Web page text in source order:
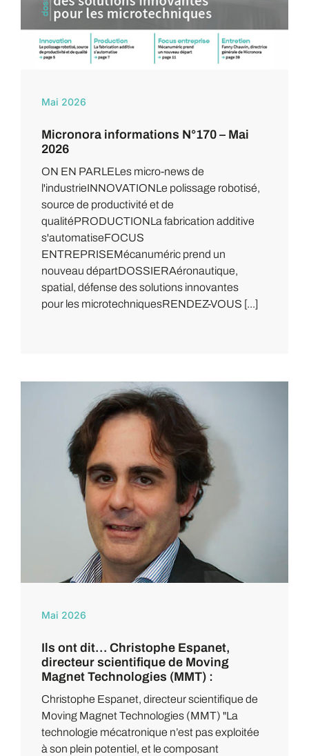
Mai 2026
Micronora informations N°170 – Mai
2026
ON EN PARLELes micro-news de
l'industrieINNOVATIONLe polissage robotisé,
source de productivité et de
qualitéPRODUCTIONLa fabrication additive
s'automatiseFOCUS
ENTREPRISEMécanuméric prend un
nouveau départDOSSIERAéronautique,
spatial, défense des solutions innovantes
pour les microtechniquesRENDEZ-VOUS [...]
Mai 2026
Ils ont dit… Christophe Espanet,
directeur scientifique de Moving
Magnet Technologies (MMT) :
Christophe Espanet, directeur scientifique de
Moving Magnet Technologies (MMT) "La
technologie mécatronique n’est pas exploitée
à son plein potentiel, et le composant